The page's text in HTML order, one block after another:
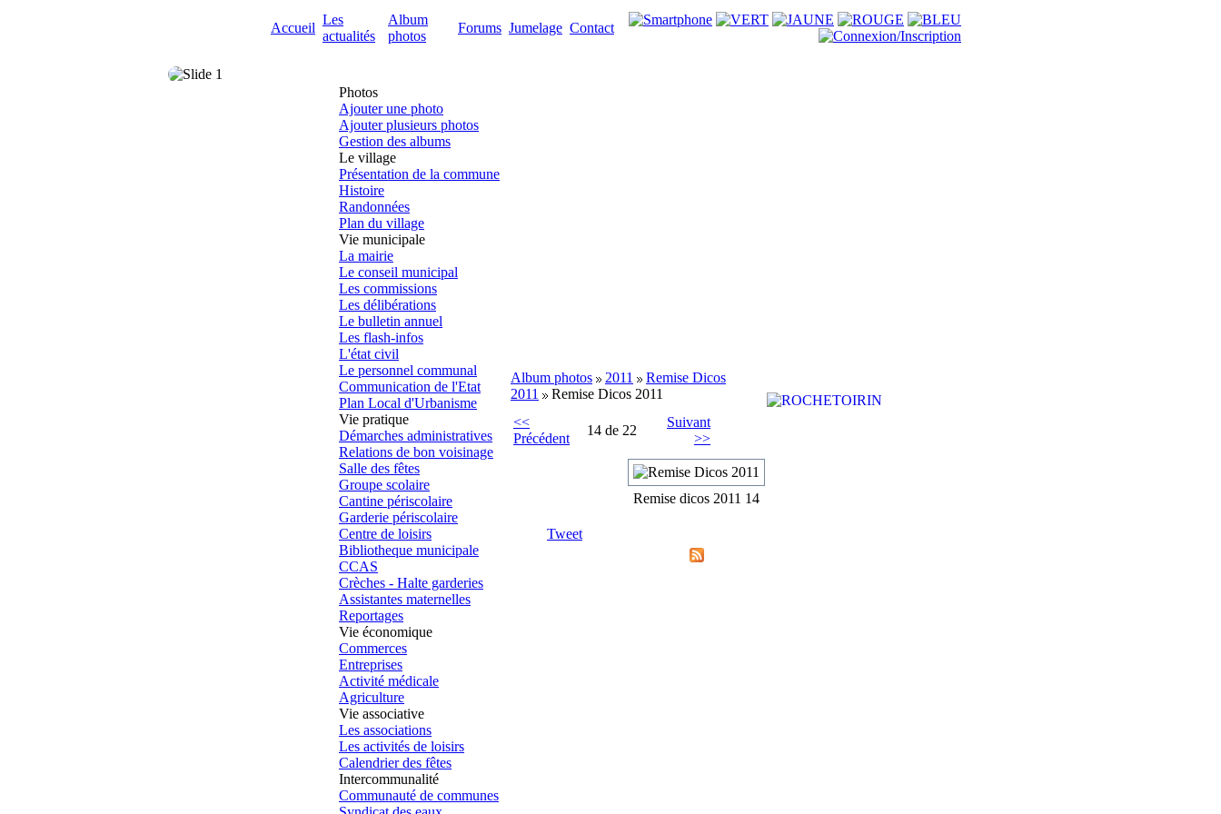
Accueil
Les
actualités
Album
photos
Forums Jumelage Contact
Photos
Ajouter une photo
Ajouter plusieurs photos
Gestion des albums
Le village
Présentation de la commune
Histoire
Randonnées
Plan du village
Vie municipale
La mairie
Le conseil municipal
Les commissions
Les délibérations
Le bulletin annuel
Les flash-infos
L'état civil
Le personnel communal
Communication de l'Etat
Plan Local d'Urbanisme
Vie pratique
Démarches administratives
Relations de bon voisinage
Salle des fêtes
Groupe scolaire
Cantine périscolaire
Garderie périscolaire
Centre de loisirs
Bibliotheque municipale
CCAS
Crèches - Halte garderies
Assistantes maternelles
Reportages
Vie économique
Commerces
Entreprises
Activité médicale
Agriculture
Vie associative
Les associations
Les activités de loisirs
Calendrier des fêtes
Intercommunalité
Communauté de communes
Album photos 2011
Remise Dicos
2011
Remise Dicos 2011
<<
Précédent
14 de 22
Suivant
>>
Remise dicos 2011 14
Tweet